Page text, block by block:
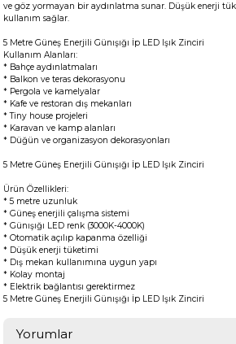
ve göz yormayan bir aydınlatma sunar. Düşük enerji
kullanım sağlar.
5 Metre Güneş Enerjili Günışığı İp LED Işık Zinciri
Kullanım Alanları:
* Bahçe aydınlatmaları
* Balkon ve teras dekorasyonu
* Pergola ve kamelyalar
* Kafe ve restoran dış mekanları
* Tiny house projeleri
* Karavan ve kamp alanları
* Düğün ve organizasyon dekorasyonları
5 Metre Güneş Enerjili Günışığı İp LED Işık Zinciri
Ürün Özellikleri:
* 5 metre uzunluk
* Güneş enerjili çalışma sistemi
* Günışığı LED renk (3000K-4000K)
* Otomatik açılıp kapanma özelliği
* Düşük enerji tüketimi
* Dış mekan kullanımına uygun yapı
* Kolay montaj
* Elektrik bağlantısı gerektirmez
5 Metre Güneş Enerjili Günışığı İp LED Işık Zinciri
Yorumlar